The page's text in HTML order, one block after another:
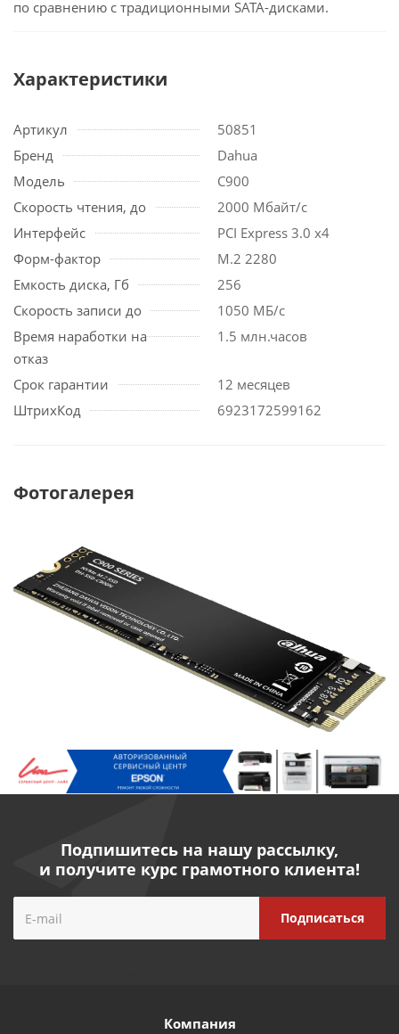
по сравнению с традиционными SATA-дисками.
Характеристики
Артикул
50851
Бренд
Dahua
Модель
C900
Скорость чтения, до
2000 Мбайт/с
Интерфейс
PCI Express 3.0 х4
Форм-фактор
M.2 2280
Емкость диска, Гб
256
Скорость записи до
1050 МБ/с
Время наработки на
отказ
1.5 млн.часов
Срок гарантии
12 месяцев
ШтрихКод
6923172599162
Фотогалерея
Подпишитесь на нашу рассылку,
и получите курс грамотного клиента!
Компания